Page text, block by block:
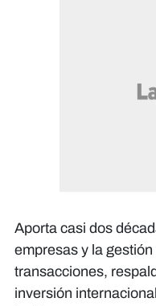
Aporta casi dos
empresas y la
transacciones,
inversión